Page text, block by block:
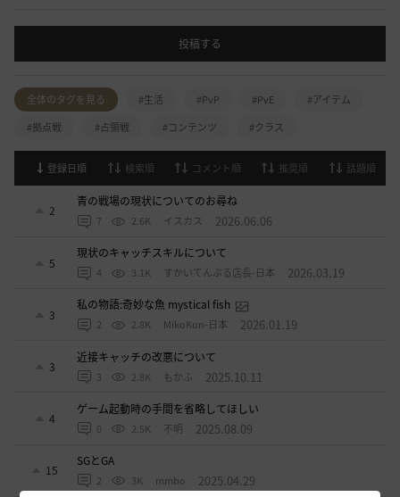
投稿する
全体のタグを見る #生活 #PvP #PvE
#アイテム
#拠点戦
#占領戦 #コンテンツ #クラス
登録日順 検索順 コメント順 推奨順 話題順
2
青の戦場の現状についてのお尋ね
7 2.6K イスカス 2026.06.06
5
現状のキャッチスキルについて
4 3.1K すかいてんぷる店長-日本 2026.03.19
3
私の物語:奇妙な魚 mystical fish
2 2.8K MikoKun-日本 2026.01.19
3
近接キャッチの改悪について
3 2.8K もかふ 2025.10.11
4
ゲーム起動時の手間を省略してほしい
0 2.5K 不明 2025.08.09
15
SGとGA
2 3K mmbo 2025.04.29